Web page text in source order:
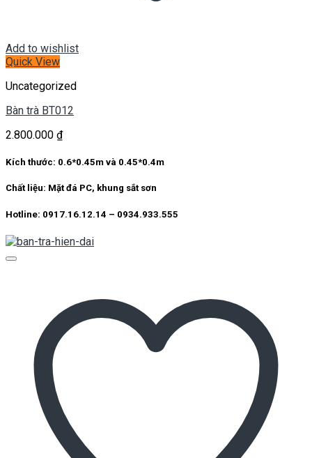
Add to wishlist
Quick View
Uncategorized
Bàn trà BT012
2.800.000 ₫
Kích thước: 0.6*0.45m và 0.45*0.4m
Chất liệu: Mặt đá PC, khung sắt sơn
Hotline: 0917.16.12.14 – 0934.933.555